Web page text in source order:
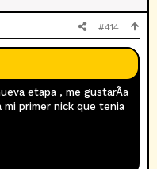
#414
etapa , me gustarÃ­a
mi primer nick que tenia